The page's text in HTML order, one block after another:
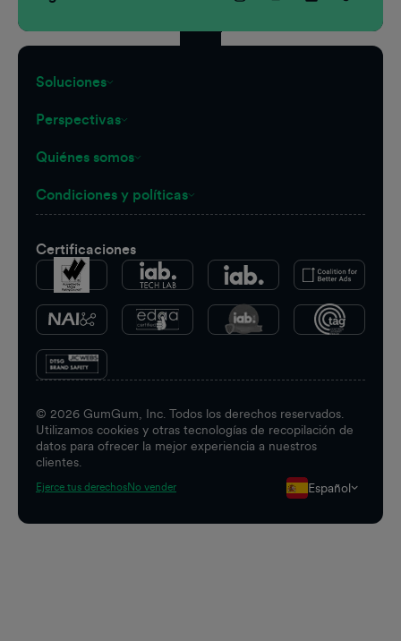
Soluciones
Perspectivas
Quiénes somos
Condiciones y políticas
Certificaciones
© 2026 GumGum, Inc. Todos los derechos reservados.
Utilizamos cookies y otras tecnologías de recopilación de
datos para ofrecer la mejor experiencia a nuestros
clientes.
Ejerce tus derechosNo vender Español